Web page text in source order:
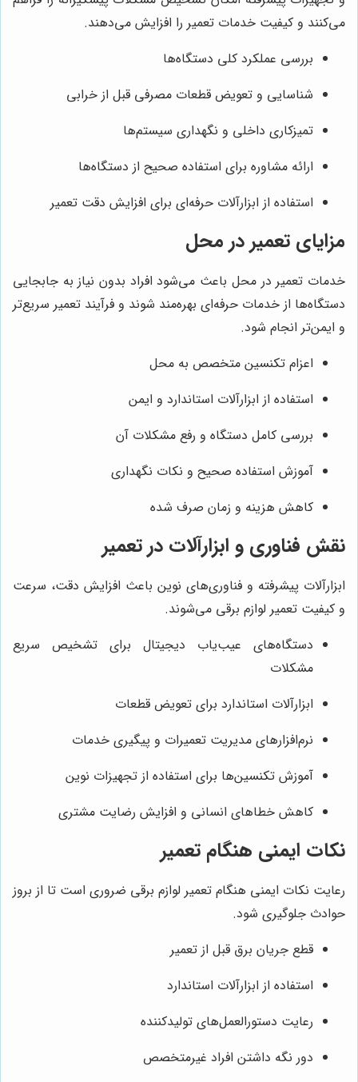
می‌کنند و کیفیت خدمات تعمیر را افزایش می‌دهند.
بررسی عملکرد کلی دستگاه‌ها
شناسایی و تعویض قطعات مصرفی قبل از خرابی
تمیزکاری داخلی و نگهداری سیستم‌ها
ارائه مشاوره برای استفاده صحیح از دستگاه‌ها
استفاده از ابزارآلات حرفه‌ای برای افزایش دقت تعمیر
مزایای تعمیر در محل
خدمات تعمیر در محل باعث می‌شود افراد بدون نیاز به جابجایی
دستگاه‌ها از خدمات حرفه‌ای بهره‌مند شوند و فرآیند تعمیر سریع‌تر
و ایمن‌تر انجام شود.
اعزام تکنسین متخصص به محل
استفاده از ابزارآلات استاندارد و ایمن
بررسی کامل دستگاه و رفع مشکلات آن
آموزش استفاده صحیح و نکات نگهداری
کاهش هزینه و زمان صرف شده
نقش فناوری و ابزارآلات در تعمیر
ابزارآلات پیشرفته و فناوری‌های نوین باعث افزایش دقت، سرعت
و کیفیت تعمیر لوازم برقی می‌شوند.
دستگاه‌های عیب‌یاب دیجیتال برای تشخیص سریع
مشکلات
ابزارآلات استاندارد برای تعویض قطعات
نرم‌افزارهای مدیریت تعمیرات و پیگیری خدمات
آموزش تکنسین‌ها برای استفاده از تجهیزات نوین
کاهش خطاهای انسانی و افزایش رضایت مشتری
نکات ایمنی هنگام تعمیر
رعایت نکات ایمنی هنگام تعمیر لوازم برقی ضروری است تا از بروز
حوادث جلوگیری شود.
قطع جریان برق قبل از تعمیر
استفاده از ابزارآلات استاندارد
رعایت دستورالعمل‌های تولیدکننده
دور نگه داشتن افراد غیرمتخصص